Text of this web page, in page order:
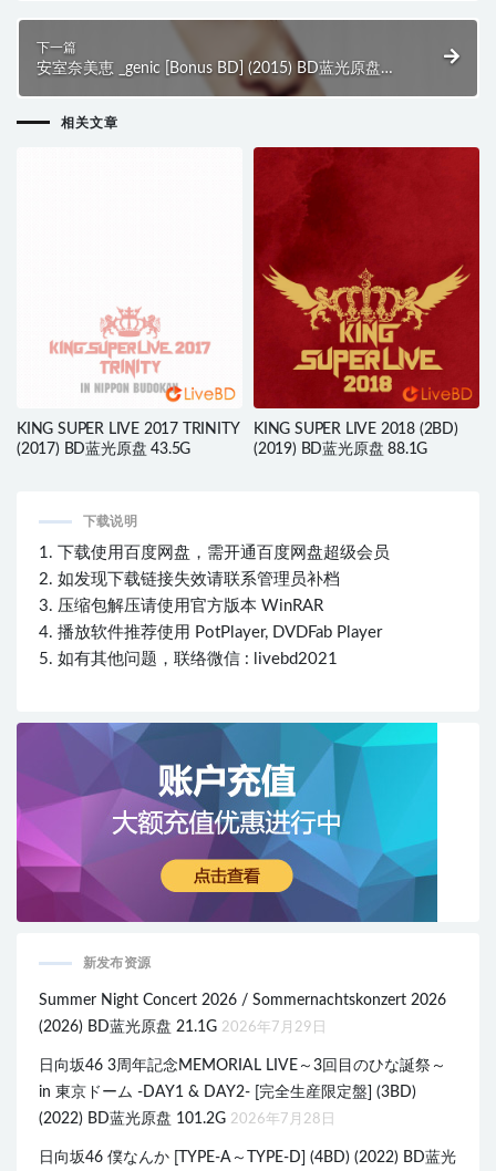
下一篇
安室奈美恵 _genic [Bonus BD] (2015) BD蓝光原盘
相关文章
KING SUPER LIVE 2017 TRINITY
(2017) BD蓝光原盘 43.5G
KING SUPER LIVE 2018 (2BD)
(2019) BD蓝光原盘 88.1G
下载说明
1. 下载使用百度网盘，需开通百度网盘超级会员
2. 如发现下载链接失效请联系管理员补档
3. 压缩包解压请使用官方版本 WinRAR
4. 播放软件推荐使用 PotPlayer, DVDFab Player
5. 如有其他问题，联络微信 : livebd2021
新发布资源
Summer Night Concert 2026 / Sommernachtskonzert 2026
(2026) BD蓝光原盘 21.1G 2026年7月29日
日向坂46 3周年記念MEMORIAL LIVE～3回目のひな誕祭～
in 東京ドーム -DAY1 & DAY2- [完全生産限定盤] (3BD)
(2022) BD蓝光原盘 101.2G 2026年7月28日
日向坂46 僕なんか [TYPE-A～TYPE-D] (4BD) (2022) BD蓝光